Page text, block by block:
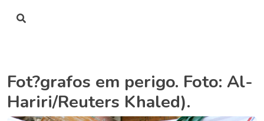
Fot?grafos em perigo. Foto: Al-
Hariri/Reuters Khaled).